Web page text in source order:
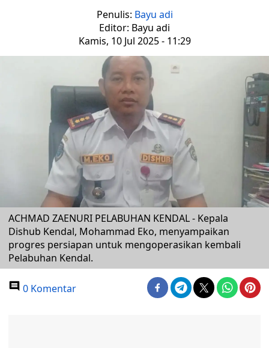
Penulis: Bayu adi
Editor: Bayu adi
Kamis, 10 Jul 2025 - 11:29
ACHMAD ZAENURI PELABUHAN KENDAL - Kepala
Dishub Kendal, Mohammad Eko, menyampaikan
progres persiapan untuk mengoperasikan kembali
Pelabuhan Kendal.
0 Komentar